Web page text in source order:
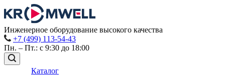
Инженерное оборудование высокого качества
+7 (499) 113-54-43
Пн. – Пт.: с 9:30 до 18:00
Каталог